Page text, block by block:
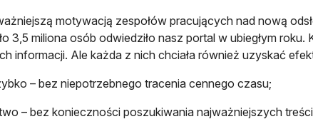
motywacją zespołów pracujących nad nową
3,5 miliona osób odwiedziło nasz portal w ubiegłym roku.
informacji. Ale każda z nich chciała również uzyskać
– bez niepotrzebnego tracenia cennego czasu;
– bez konieczności poszukiwania najważniejszych